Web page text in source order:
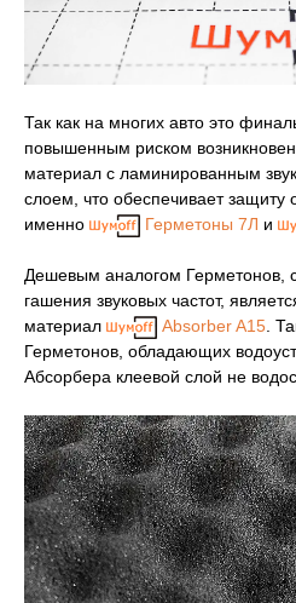
Так как на многих авто это
повышенным риском
материал с ламинированным
слоем, что обеспечивает защиту
именно
Герметоны 7Л и
Дешевым аналогом Герметонов,
гашения звуковых частот,
материал
Absorber A15 .
Герметонов, обладающих
Абсорбера клеевой слой не